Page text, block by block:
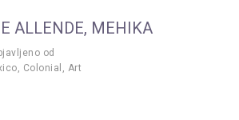
ALLENDE, MEHIKA
od
, Colonial , Art